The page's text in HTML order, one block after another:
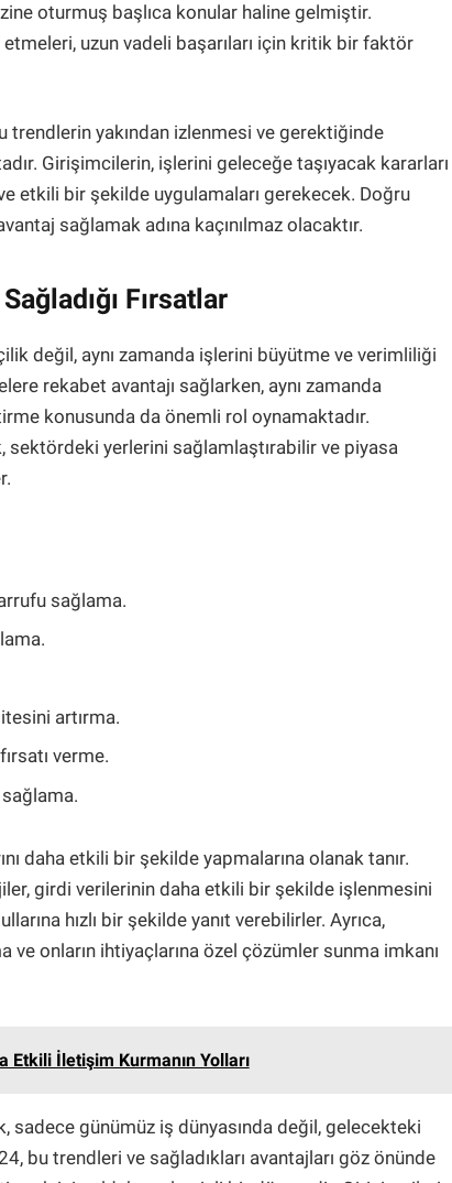
oturmuş başlıca konular haline gelmiştir.
uzun vadeli başarıları için kritik bir faktör
trendlerin yakından izlenmesi ve gerektiğinde
Girişimcilerin, işlerini geleceğe taşıyacak kararları
etkili bir şekilde uygulamaları gerekecek. Doğru
sağlamak adına kaçınılmaz olacaktır.
Fırsatlar
değil, aynı zamanda işlerini büyütme ve verimliliği
rekabet avantajı sağlarken, aynı zamanda
konusunda da önemli rol oynamaktadır.
yerlerini sağlamlaştırabilir ve piyasa
sağlama.
artırma.
verme.
daha etkili bir şekilde yapmalarına olanak tanır.
girdi verilerinin daha etkili bir şekilde işlenmesini
hızlı bir şekilde yanıt verebilirler. Ayrıca,
onların ihtiyaçlarına özel çözümler sunma imkanı
Etkili İletişim Kurmanın Yolları
sadece günümüz iş dünyasında değil, gelecekteki
bu trendleri ve sağladıkları avantajları göz önünde